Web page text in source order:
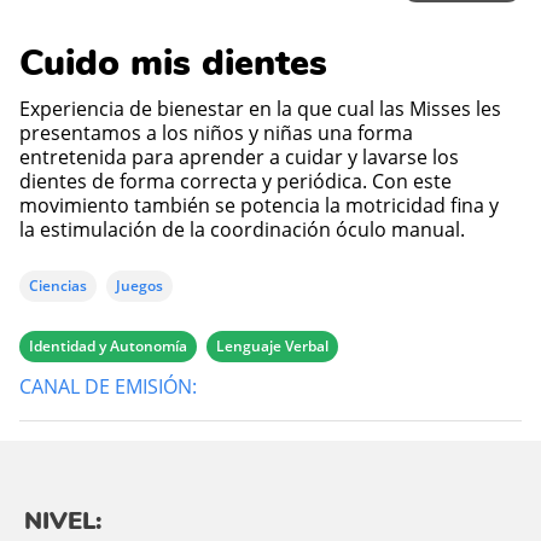
Cuido mis dientes
Experiencia de bienestar en la que cual las Misses les
presentamos a los niños y niñas una forma
entretenida para aprender a cuidar y lavarse los
dientes de forma correcta y periódica. Con este
movimiento también se potencia la motricidad fina y
la estimulación de la coordinación óculo manual.
Ciencias Juegos
Identidad y Autonomía Lenguaje Verbal
CANAL DE EMISIÓN:
NIVEL: